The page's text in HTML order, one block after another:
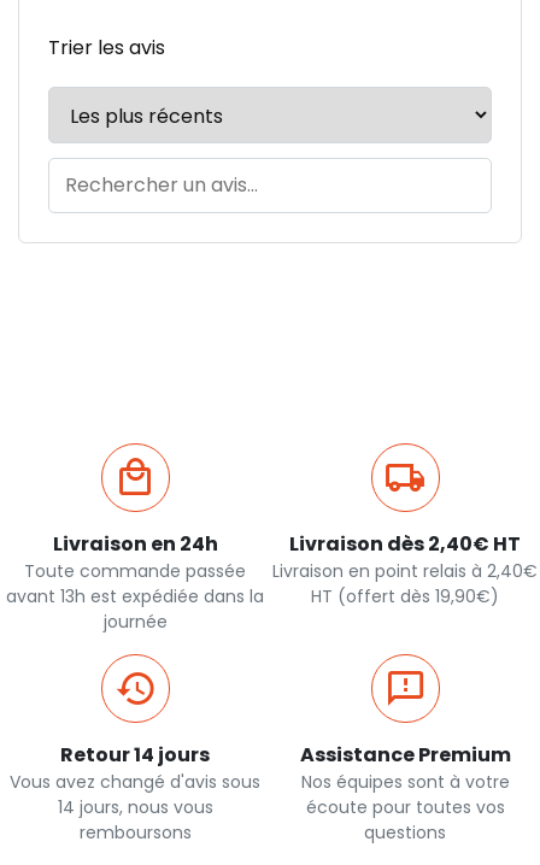
Trier les avis
Livraison en 24h
Toute commande passée
avant 13h est expédiée dans la
journée
Livraison dès 2,40€ HT
Livraison en point relais à 2,40€
HT (offert dès 19,90€)
Retour 14 jours
Vous avez changé d'avis sous
14 jours, nous vous
remboursons
Assistance Premium
Nos équipes sont à votre
écoute pour toutes vos
questions